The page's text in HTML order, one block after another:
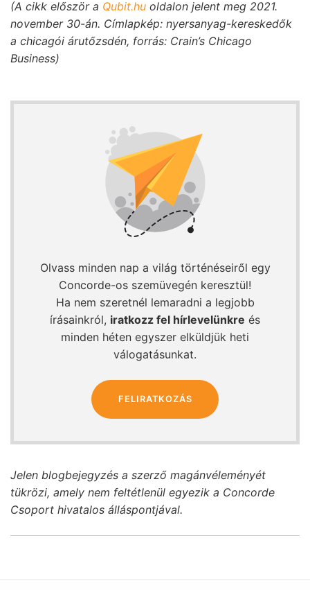
(A cikk először a Qubit.hu oldalon jelent meg 2021.
november 30-án. Címlapkép: nyersanyag-kereskedők
a chicagói árutőzsdén, forrás: Crain’s Chicago
Business)
Olvass minden nap a világ történéseiről egy
Concorde-os szemüvegén keresztül!
Ha nem szeretnél lemaradni a legjobb
írásainkról, iratkozz fel hírlevelünkre és
minden héten egyszer elküldjük heti
válogatásunkat.
FELIRATKOZÁS
Jelen blogbejegyzés a szerző magánvéleményét
tükrözi, amely nem feltétlenül egyezik a Concorde
Csoport hivatalos álláspontjával.